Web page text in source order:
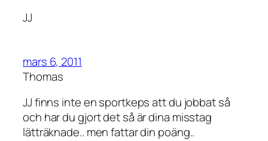
JJ
mars 6, 2011
Thomas
JJ finns inte en sportkeps att du jobbat så
och har du gjort det så är dina misstag
lätträknade.. men fattar din poäng..